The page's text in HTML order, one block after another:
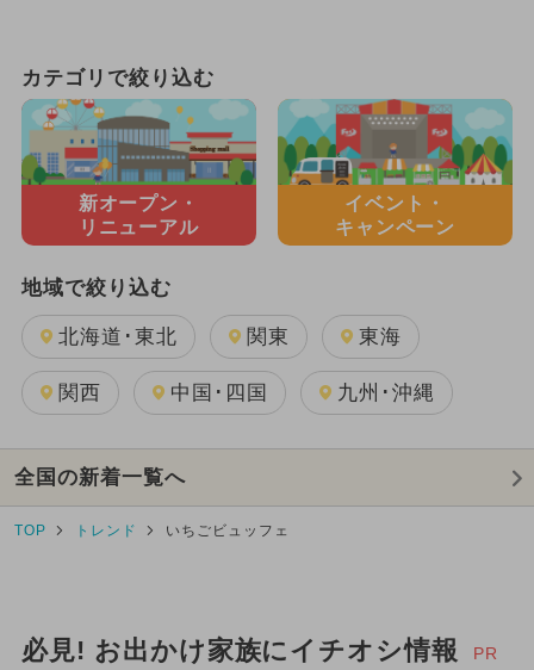
カテゴリで絞り込む
新オープン・
リニューアル
イベント・
キャンペーン
地域で絞り込む
北海道･東北 関東 東海
関西 中国･四国 九州･沖縄
全国の新着一覧へ
TOP トレンド いちごビュッフェ
必見! お出かけ家族にイチオシ情報 PR